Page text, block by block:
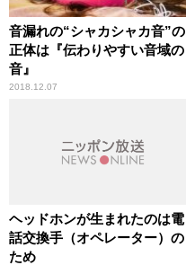
音漏れの“シャカシャカ音”の
正体は『伝わりやすい音域の
音』
2018.12.07
ヘッドホンが生まれたのは電
話交換手（オペレーター）の
ため